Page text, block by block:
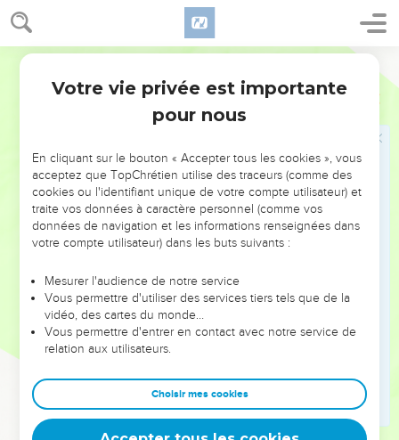
Jérémie 48
tourne honteusement le dos ! Moab provoque la moquerie et
la terreur chez tous ses voisins.
En effet, voici ce que dit l'Eternel : Il plane comme l'aigle,
Kerijoth est prise, les forteresses sont occupées et, ce
jour-là, le cœur des guerriers de Moab est pareil à celui
Moab sera exterminé. Il cessera d'être un peuple, car c’est
à l’Eternel qu’il s'est attaqué.
*La terreur, le trou et le piège te menacent, habitant de
Moab, déclare l'Eternel.
trou et celui qui remontera du trou sera pris dans le piège,
car je fais venir sur lui, sur Moab, l'année de mon
intervention contre lui, déclare l'Eternel.
45
*un feu sort de Hesbon, une flamme sort du milieu de Sihon.
Elle dévore les tempes de Moab et le crâne de ces hommes
tapageurs.
Votre vie privée est importante
pour nous
En cliquant sur le bouton « Accepter tous les cookies », vous
acceptez que TopChrétien utilise des traceurs (comme des
cookies ou l'identifiant unique de votre compte utilisateur) et
traite vos données à caractère personnel (comme vos
données de navigation et les informations renseignées dans
votre compte utilisateur) dans les buts suivants :
Mesurer l'audience de notre service
Vous permettre d'utiliser des services tiers tels que de la
vidéo, des cartes du monde…
Vous permettre d'entrer en contact avec notre service de
relation aux utilisateurs.
Choisir mes cookies